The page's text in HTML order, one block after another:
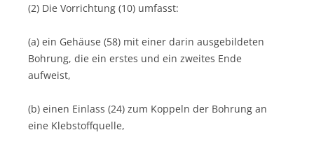
(2) Die Vorrichtung (10) umfasst:
(a) ein Gehäuse (58) mit einer darin ausgebildeten
Bohrung, die ein erstes und ein zweites Ende
aufweist,
(b) einen Einlass (24) zum Koppeln der Bohrung an
eine Klebstoffquelle,